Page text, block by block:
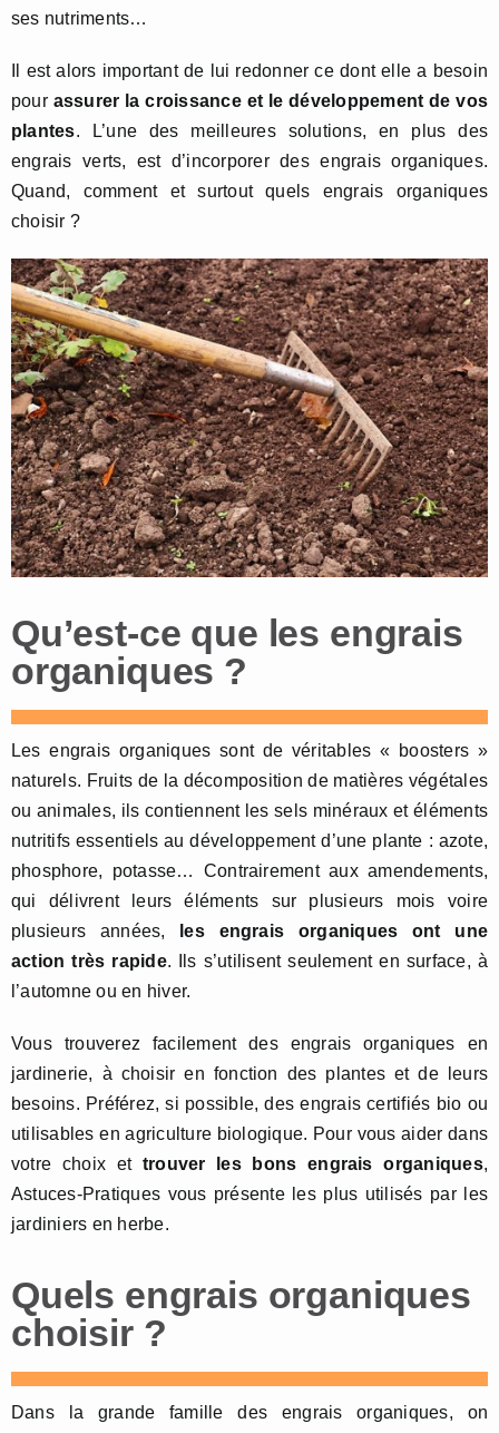
ses nutriments…
Il est alors important de lui redonner ce dont elle a besoin
pour assurer la croissance et le développement de vos
plantes. L’une des meilleures solutions, en plus des
engrais verts, est d’incorporer des engrais organiques.
Quand, comment et surtout quels engrais organiques
choisir ?
Qu’est-ce que les engrais
organiques ?
Les engrais organiques sont de véritables « boosters »
naturels. Fruits de la décomposition de matières végétales
ou animales, ils contiennent les sels minéraux et éléments
nutritifs essentiels au développement d’une plante : azote,
phosphore, potasse… Contrairement aux amendements,
qui délivrent leurs éléments sur plusieurs mois voire
plusieurs années,
les engrais organiques ont une
action très rapide. Ils s’utilisent seulement en surface, à
l’automne ou en hiver.
Vous trouverez facilement des engrais organiques en
jardinerie, à choisir en fonction des plantes et de leurs
besoins. Préférez, si possible, des engrais certifiés bio ou
utilisables en agriculture biologique. Pour vous aider dans
votre choix ettrouver les bons engrais organiques,
Astuces-Pratiques vous présente les plus utilisés par les
jardiniers en herbe.
Quels engrais organiques
choisir ?
Dans la grande famille des engrais organiques, on